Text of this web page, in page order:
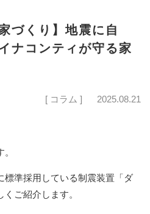
づくり】地震に自
ナコンティが守る家
[ コラム ] 2025.08.21
標準採用している制震装置「ダ
ご紹介します。